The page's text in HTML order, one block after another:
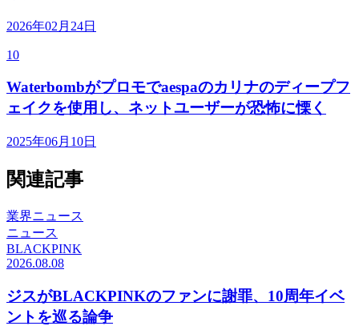
2026年02月24日
10
Waterbombがプロモでaespaのカリナのディープフ
ェイクを使用し、ネットユーザーが恐怖に慄く
2025年06月10日
関連記事
業界ニュース
ニュース
BLACKPINK
2026.08.08
ジスがBLACKPINKのファンに謝罪、10周年イベ
ントを巡る論争